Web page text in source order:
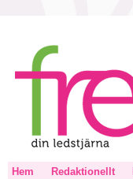
Hem Redaktionellt